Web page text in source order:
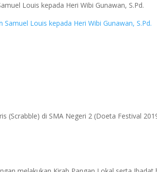
Louis kepada Heri Wibi Gunawan, S.Pd.
(Scrabble) di SMA Negeri 2 (Doeta Festival